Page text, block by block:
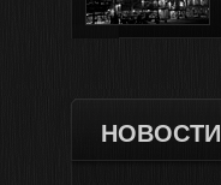
НОВОСТИ